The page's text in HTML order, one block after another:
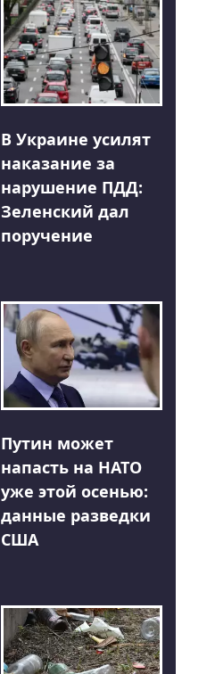
В Украине усилят
наказание за
нарушение ПДД:
Зеленский дал
поручение
Путин может
напасть на НАТО
уже этой осенью:
данные разведки
США